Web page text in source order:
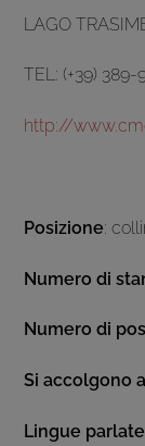
LAGO
TEL: (+39) 389-
http://
Posizione:
Numero di
Numero di
Si accolgono
Lingue parlate